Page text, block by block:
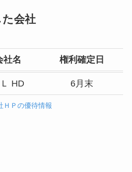
会社
社名 権利確定日
HD 6月末
ＨＰの優待情報